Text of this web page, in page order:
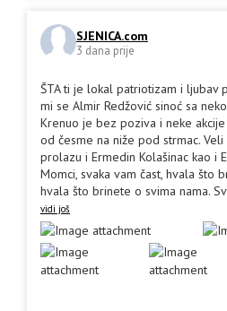
SJENICA.com
3 dana prije
ŠTA ti je lokal patriotizam i ljubav
mi se Almir Redžović sinoć sa
Krenuo je bez poziva i neke
od česme na niže pod strmac.
prolazu i Ermedin Kolašinac kao i
Momci, svaka vam čast, hvala što
hvala što brinete o svima nama.
vidi još